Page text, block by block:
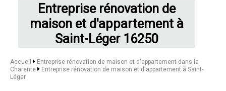
Entreprise rénovation de
maison et d'appartement à
Saint-Léger 16250
Accueil
Entreprise rénovation de maison et d'appartement dans la
Charente
Entreprise rénovation de maison et d'appartement à Saint-
Léger